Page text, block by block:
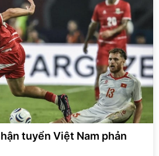
tuyển Việt Nam phản